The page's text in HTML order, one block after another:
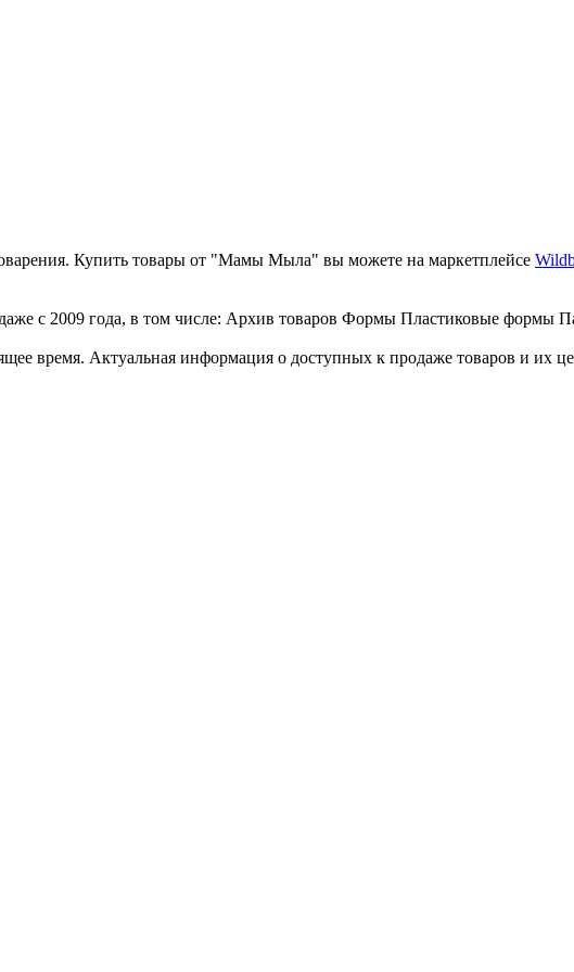
Купить товары от "Мамы Мыла" вы можете на маркетплейсе
с 2009 года, в том числе: Архив товаров Формы Пластиковые формы
Актуальная информация о доступных к продаже товаров и их